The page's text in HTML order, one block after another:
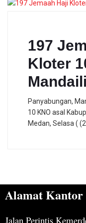
197
Kloter
Panyabungan,
10 KNO asal
Medan, Selasa (
Alamat Kantor
Jalan Perintis